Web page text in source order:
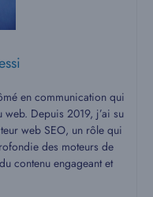
en communication qui
Depuis 2019, j’ai su
web SEO, un rôle qui
des moteurs de
contenu engageant et